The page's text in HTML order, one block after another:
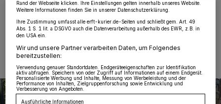
18.09.2025 , 14:50 Uhr
Rand der Webseite klicken. Ihre Einstellungen gelten innerhalb unseres Website.
Weitere Informationen finden Sie in unserer Datenschutzerklärung.
Ihre Zustimmung umfasst alle erft-kurier.de-Seiten und schließt gem. Art. 49
Abs. 1 S. 1 lit. a DSGVO auch die Datenverarbeitung außerhalb des EWR, z.B. in
den USA ein.
Wir und unsere Partner verarbeiten Daten, um Folgendes
bereitzustellen:
Verwendung genauer Standortdaten. Endgeräteeigenschaften zur Identifikation
aktiv abfragen. Speichern von oder Zugriff auf Informationen auf einem Endgerät.
Personalisierte Werbung und Inhalte, Messung von Werbeleistung und der
Performance von Inhalten, Zielgruppenforschung sowie Entwicklung und
Verbesserung von Angeboten.
Ausführliche Informationen